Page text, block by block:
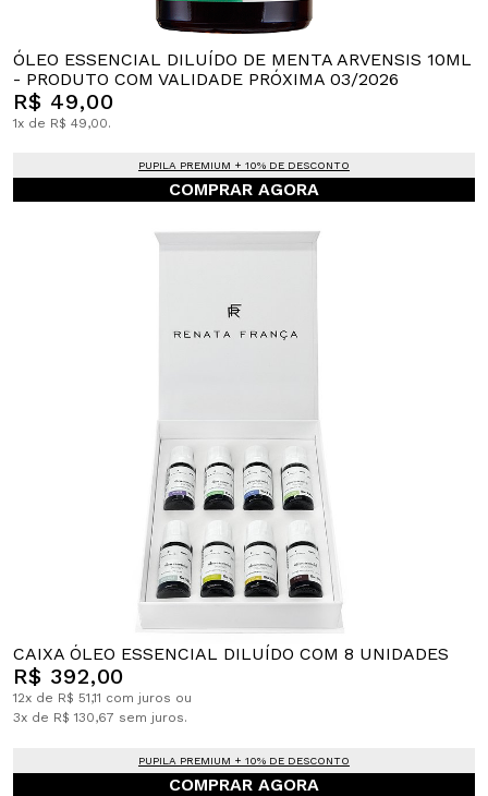
ÓLEO ESSENCIAL DILUÍDO DE MENTA ARVENSIS 10ML
- PRODUTO COM VALIDADE PRÓXIMA 03/2026
R$ 49,00
1x de R$ 49,00.
PUPILA PREMIUM + 10% DE DESCONTO
COMPRAR AGORA
CAIXA ÓLEO ESSENCIAL DILUÍDO COM 8 UNIDADES
R$ 392,00
12x de R$ 51,11 com juros ou
3x de R$ 130,67 sem juros.
PUPILA PREMIUM + 10% DE DESCONTO
COMPRAR AGORA